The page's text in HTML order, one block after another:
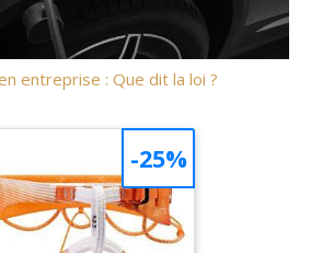
entreprise : Que dit la loi ?
-25%